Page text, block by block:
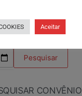
CONVÊNIO
Aceitar